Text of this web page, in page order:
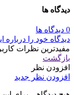
دیدگاه ها
0 دیدگاه ها
دیدگاه خود را درباره
مفیدترین نظرات
بازگشت
افزودن نظر
افزودن نظر جدید